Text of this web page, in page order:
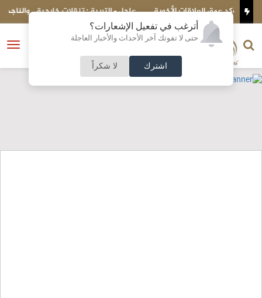
أترغب في تفعيل الإشعارات؟
حتى لا تفوتك آخر الأحداث والأخبار العاجلة
اشترك لا شكراً
عاجل - التربية : تنقلات خارجية .. والناجحين لامتحانات الكفاية باللغة
العربية (أسماء)
فتح
الناشر و رئيس التحرير
النسخة الكاملة